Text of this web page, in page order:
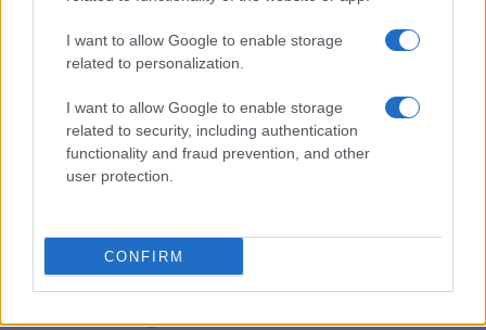
I want to allow Google to enable storage
related to personalization.
I want to allow Google to enable storage
related to security, including authentication
functionality and fraud prevention, and other
user protection.
CONFIRM
Evento sportivo e culturale a Calcio: programma e dettagli
Andrea Conforti · 26 Lug 2026